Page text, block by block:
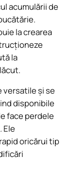
acumulării de
la crearea
la
versatile și se
disponibile
face perdele
Ele
oricărui tip